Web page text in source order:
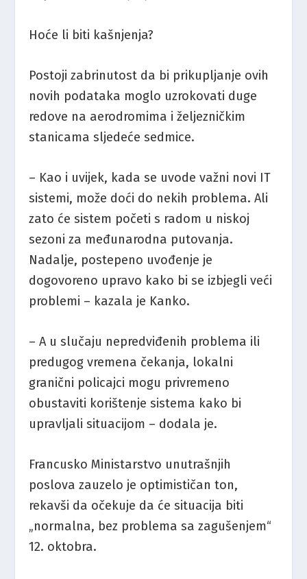
Hoće li biti kašnjenja?
Postoji zabrinutost da bi prikupljanje ovih
novih podataka moglo uzrokovati duge
redove na aerodromima i željezničkim
stanicama sljedeće sedmice.
– Kao i uvijek, kada se uvode važni novi IT
sistemi, može doći do nekih problema. Ali
zato će sistem početi s radom u niskoj
sezoni za međunarodna putovanja.
Nadalje, postepeno uvođenje je
dogovoreno upravo kako bi se izbjegli veći
problemi – kazala je Kanko.
– A u slučaju nepredviđenih problema ili
predugog vremena čekanja, lokalni
granični policajci mogu privremeno
obustaviti korištenje sistema kako bi
upravljali situacijom – dodala je.
Francusko Ministarstvo unutrašnjih
poslova zauzelo je optimističan ton,
rekavši da očekuje da će situacija biti
„normalna, bez problema sa zagušenjem“
12. oktobra.